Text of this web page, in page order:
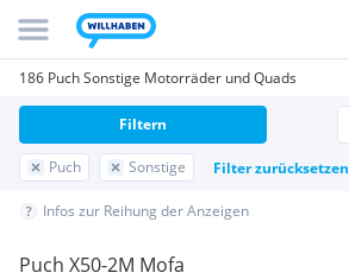
186 Puch Sonstige Motorräder und Quads
Puch Sonstige Filter zurücksetzen
Filtern
Infos zur Reihung der Anzeigen
Puch X50-2M Mofa